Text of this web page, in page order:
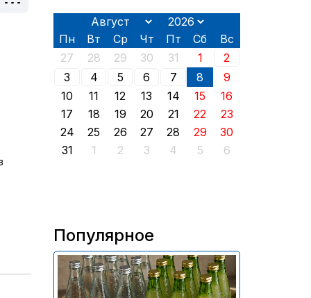
Пн Вт Ср Чт Пт Сб
Вс
27
28 29 30 31 1
2
3
4 5 6 7 8
9
10
11 12 13 14 15
16
17
18 19 20 21 22
23
24
25 26 27 28 29
30
31
1 2 3 4 5 6
Популярное
В России приостановили
продажу более 70 тыс.